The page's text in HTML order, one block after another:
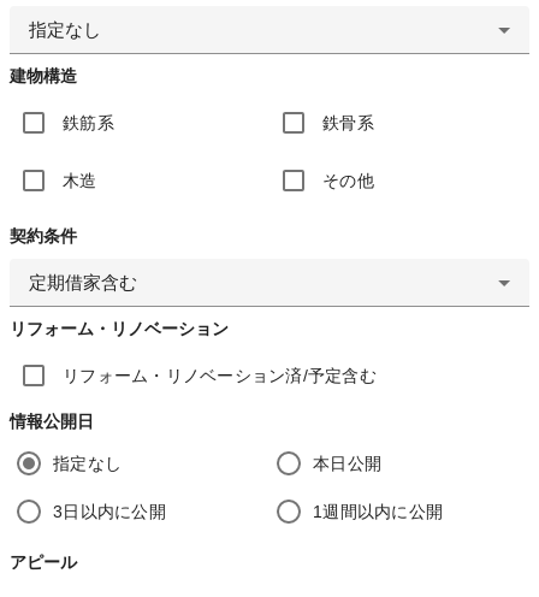
指定なし
建物構造
鉄筋系 鉄骨系
木造 その他
契約条件
定期借家含む
リフォーム・リノベーション
リフォーム・リノベーション済/予定含む
情報公開日
指定なし 本日公開
3日以内に公開 1週間以内に公開
アピール